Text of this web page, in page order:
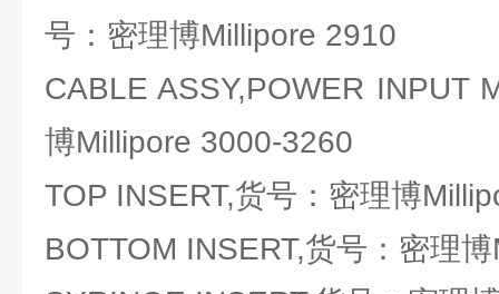
号：密理博Millipore 2910
CABLE ASSY,POWER INPUT
博Millipore 3000-3260
TOP INSERT,货号：密理博
BOTTOM INSERT,货号：密理